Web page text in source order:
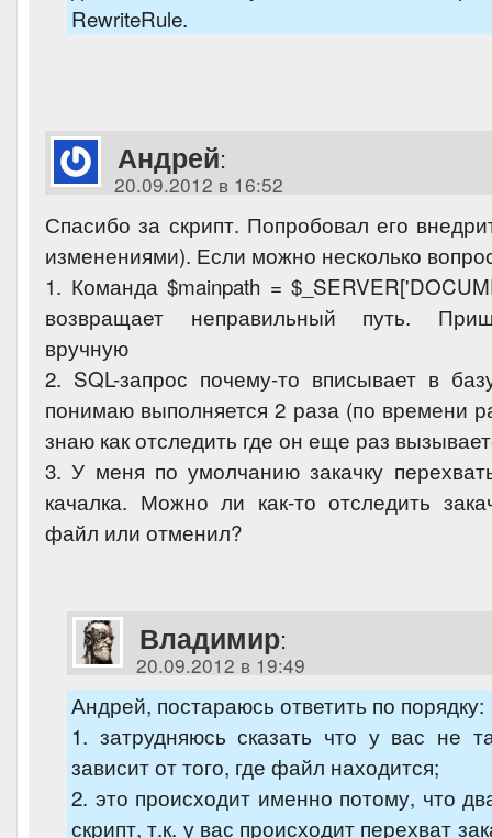
RewriteRule.
Андрей:
20.09.2012 в 16:52
Спасибо за скрипт. Попробовал его
изменениями). Если можно несколько
1. Команда $mainpath =
возвращает неправильный путь.
вручную
2. SQL-запрос почему-то вписывает в
понимаю выполняется 2 раза (по времени
знаю как отследить где он еще раз
3. У меня по умолчанию закачку
качалка. Можно ли как-то отследить
файл или отменил?
Владимир:
20.09.2012 в 19:49
Андрей, постараюсь ответить по порядку:
1. затрудняюсь сказать что у вас не
зависит от того, где файл находится;
2. это происходит именно потому, что
скрипт, т.к. у вас происходит перехват